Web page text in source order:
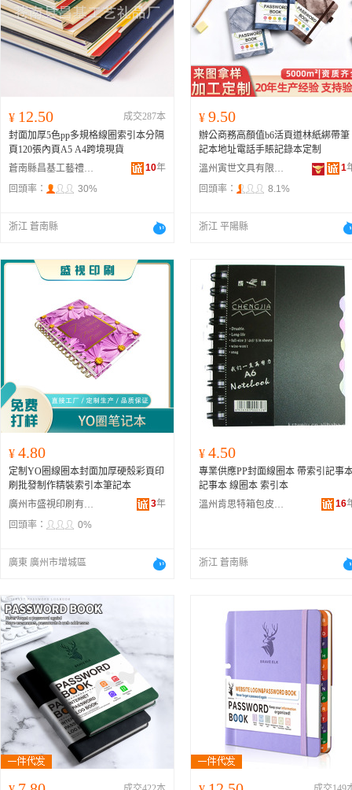
¥ 12.50
成交287本
封面加厚5色pp多規格線圈索引本分隔
頁120張內頁A5 A4跨境現貨
蒼南縣昌基工藝禮品廠
10年
回頭率：
30%
浙江 蒼南縣
¥ 9.50
辦公商務高顏值b6活頁道林紙綁帶筆
記本地址電話手賬記錄本定制
溫州寅世文具有限公司
1
回頭率：
8.1%
浙江 平陽縣
¥ 4.80
定制YO圈線圈本封面加厚硬殼彩頁印
刷批發制作精裝索引本筆記本
廣州市盛視印刷有限公司
3年
回頭率：
0%
廣東 廣州市增城區
¥ 4.50
專業供應PP封面線圈本 帶索引記事
記事本 線圈本 索引本
溫州肯思特箱包皮具有限公司
16
浙江 蒼南縣